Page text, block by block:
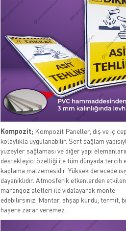
Kompozit; Kompozit Paneller, dış ve iç
kolaylıkla uygulanabilir. Sert sağlam
yüzeyler sağlaması ve diğer yapı
destekleyici özelliği ile tüm dünyada tercih
kaplama malzemesidir. Yüksek derecede
dayanıklıdır. Atmosferik etkenlerden
marangoz aletleri ile vidalayarak monte
edebilirsiniz. Mantar, ahşap kurdu, termit,
haşere zarar veremez.